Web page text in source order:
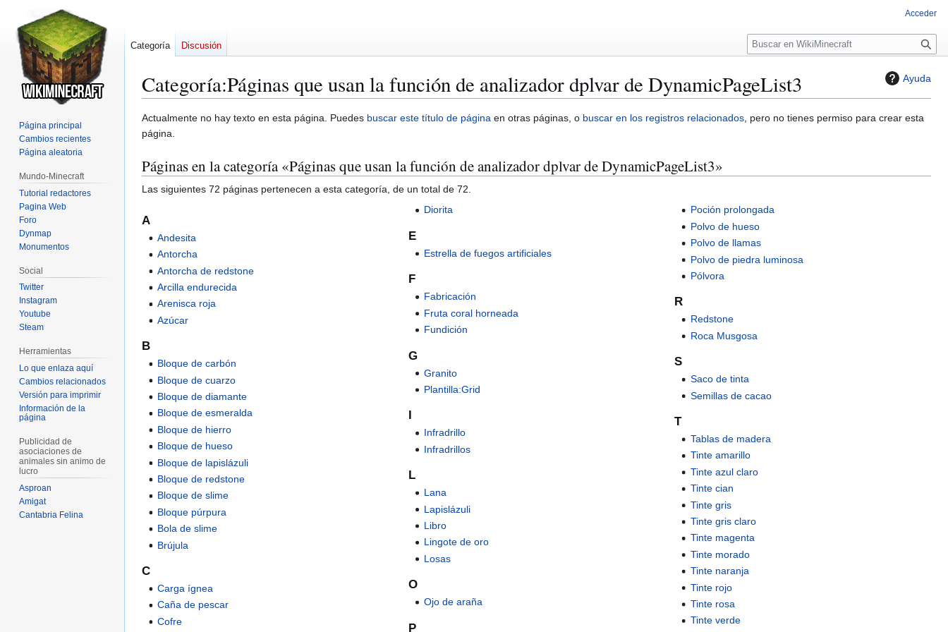
Ayuda
Categoría:Páginas que usan la función de analizador dplvar de DynamicPageList3
Ir
a
navegación
Ir
a
búsqueda
Actualmente no hay texto en esta página. Puedes buscar este título de página en otras páginas, o buscar en los registros relacionados, pero no tienes permiso para crear esta
página.
Páginas en la categoría «Páginas que usan la función de analizador dplvar de DynamicPageList3»
Las siguientes 72 páginas pertenecen a esta categoría, de un total de 72.
A
Andesita
Antorcha
Antorcha de redstone
Arcilla endurecida
Arenisca roja
Azúcar
B
Bloque de carbón
Bloque de cuarzo
Bloque de diamante
Bloque de esmeralda
Bloque de hierro
Bloque de hueso
Bloque de lapislázuli
Bloque de redstone
Bloque de slime
Bloque púrpura
Bola de slime
Brújula
C
Carga ígnea
Caña de pescar
Cofre
Diorita
E
Estrella de fuegos artificiales
F
Fabricación
Fruta coral horneada
Fundición
G
Granito
Plantilla:Grid
Infradrillo
Infradrillos
L
Lana
Lapislázuli
Libro
Lingote de oro
Losas
O
Ojo de araña
P
Poción prolongada
Polvo de hueso
Polvo de llamas
Polvo de piedra luminosa
Pólvora
R
Redstone
Roca Musgosa
S
Saco de tinta
Semillas de cacao
T
Tablas de madera
Tinte amarillo
Tinte azul claro
Tinte cian
Tinte gris
Tinte gris claro
Tinte magenta
Tinte morado
Tinte naranja
Tinte rojo
Tinte rosa
Tinte verde
Acceder
Categoría Discusión
B
u
c
a
r
Página principal
Cambios recientes
Página aleatoria
Mundo-Minecraft
Tutorial redactores
Pagina Web
Foro
Dynmap
Monumentos
Social
Twitter
Instagram
Youtube
Steam
Herramientas
Lo que enlaza aquí
Cambios relacionados
Versión para imprimir
Información de la
página
Publicidad de
asociaciones de
animales sin animo de
lucro
Asproan
Amigat
Cantabria Felina